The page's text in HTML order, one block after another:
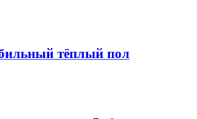
тёплый пол